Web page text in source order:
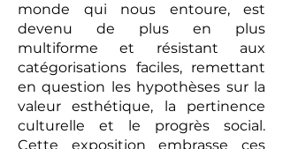
monde qui nous entoure, est
devenu de plus en plus
multiforme et résistant aux
catégorisations faciles, remettant
en question les hypothèses sur la
valeur esthétique, la pertinence
culturelle et le progrès social.
Cette exposition embrasse ces